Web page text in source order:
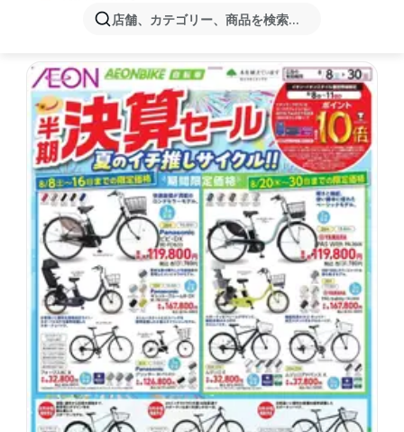
店舗、カテゴリー、商品を検索...
最新のチラシとオファーKamigotō